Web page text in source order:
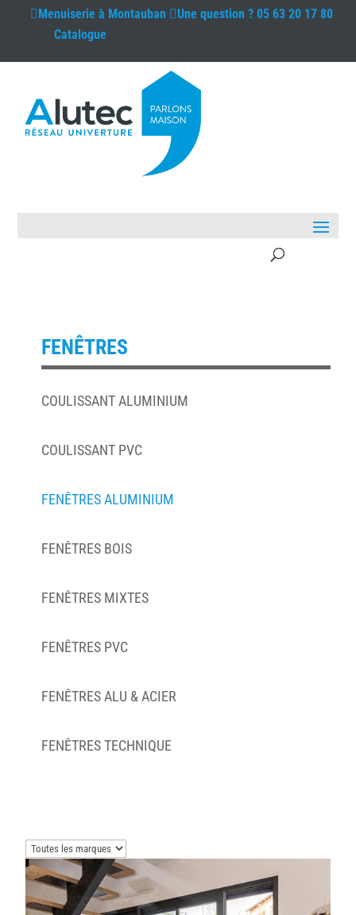
Menuiserie à Montauban Une question ?05 63 20 17 80
Catalogue
FENÊTRES
COULISSANT ALUMINIUM
COULISSANT PVC
FENÊTRES ALUMINIUM
FENÊTRES BOIS
FENÊTRES MIXTES
FENÊTRES PVC
FENÊTRES ALU & ACIER
FENÊTRES TECHNIQUE